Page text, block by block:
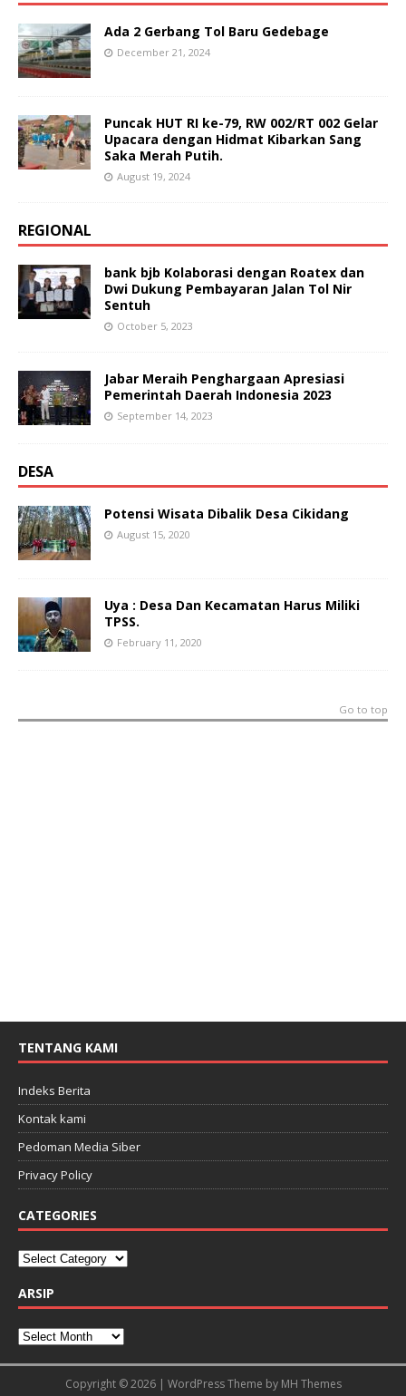
Ada 2 Gerbang Tol Baru Gedebage
December 21, 2024
Puncak HUT RI ke-79, RW 002/RT 002 Gelar
Upacara dengan Hidmat Kibarkan Sang
Saka Merah Putih.
August 19, 2024
REGIONAL
bank bjb Kolaborasi dengan Roatex dan
Dwi Dukung Pembayaran Jalan Tol Nir
Sentuh
October 5, 2023
Jabar Meraih Penghargaan Apresiasi
Pemerintah Daerah Indonesia 2023
September 14, 2023
DESA
Potensi Wisata Dibalik Desa Cikidang
August 15, 2020
Uya : Desa Dan Kecamatan Harus Miliki
TPSS.
February 11, 2020
Go to top
TENTANG KAMI
Indeks Berita
Kontak kami
Pedoman Media Siber
Privacy Policy
CATEGORIES
ARSIP
Copyright © 2026 | WordPress Theme by MH Themes